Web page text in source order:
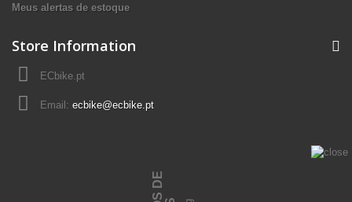
Meus alertas de estoque
Store Information
ECbike.pt
Email: ecbike@ecbike.pt